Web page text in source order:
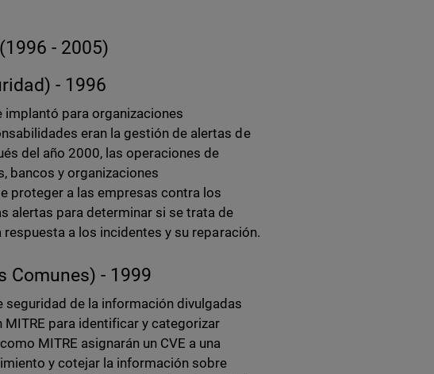
- 2005)
- 1996
implantó para organizaciones
eran la gestión de alertas de
del año 2000, las operaciones de
bancos y organizaciones
proteger a las empresas contra los
alertas para determinar si se trata de
a los incidentes y su reparación.
Comunes) - 1999
seguridad de la información divulgadas
para identificar y categorizar
MITRE asignarán un CVE a una
y cotejar la información sobre